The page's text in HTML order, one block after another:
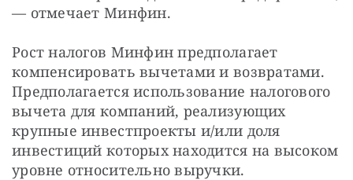
— отмечает Минфин.
Рост налогов Минфин предполагает
компенсировать вычетами и возвратами.
Предполагается использование налогового
вычета для компаний, реализующих
крупные инвестпроекты и/или доля
инвестиций которых находится на высоком
уровне относительно выручки.